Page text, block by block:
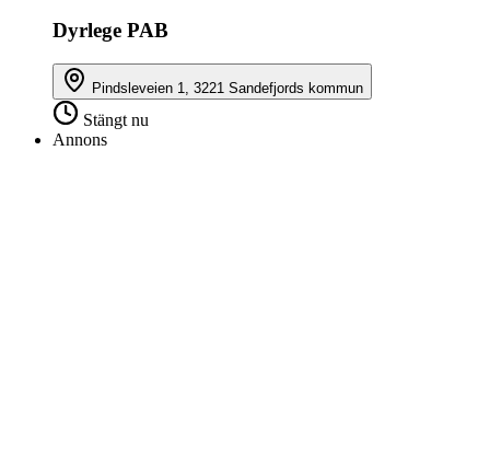
Dyrlege PAB
Pindsleveien 1, 3221 Sandefjords kommun
Stängt nu
Annons